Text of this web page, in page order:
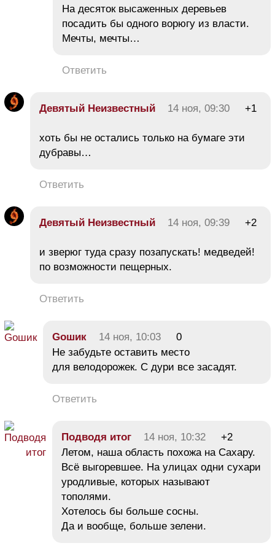
На десяток высаженных деревьев
посадить бы одного ворюгу из власти.
Мечты, мечты…
Ответить
Девятый Неизвестный 14 ноя, 09:30 +1
хоть бы не остались только на бумаге эти
дубравы…
Ответить
Девятый Неизвестный 14 ноя, 09:39 +2
и зверюг туда сразу позапускать! медведей!
по возможности пещерных.
Ответить
Goшик 14 ноя, 10:03
0
Не забудьте оставить место
для велодорожек. С дури все засадят.
Ответить
Подводя итог 14 ноя, 10:32
+2
Летом, наша область похожа на Сахару.
Всё выгоревшее. На улицах одни сухари
уродливые, которых называют
тополями.
Хотелось бы больше сосны.
Да и вообще, больше зелени.